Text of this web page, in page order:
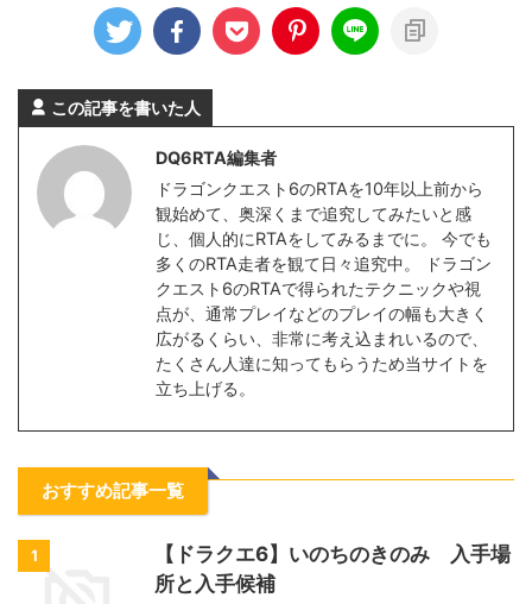
この記事を書いた人
DQ6RTA編集者
ドラゴンクエスト6のRTAを10年以上前から
観始めて、奥深くまで追究してみたいと感
じ、個人的にRTAをしてみるまでに。 今でも
多くのRTA走者を観て日々追究中。 ドラゴン
クエスト6のRTAで得られたテクニックや視
点が、通常プレイなどのプレイの幅も大きく
広がるくらい、非常に考え込まれいるので、
たくさん人達に知ってもらうため当サイトを
立ち上げる。
おすすめ記事一覧
1
【ドラクエ6】いのちのきのみ 入手場
所と入手候補